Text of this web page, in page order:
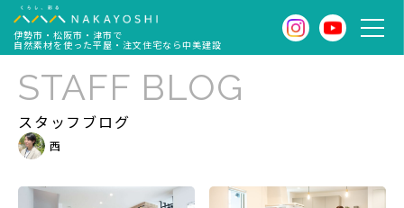
伊勢市・松阪市・津市で
自然素材を使った平屋・注文住宅なら中美建設
STAFF BLOG
スタッフブログ
西